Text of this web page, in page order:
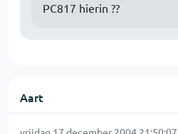
PC817 hierin ??
Aart